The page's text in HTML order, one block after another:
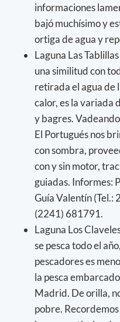
informaciones
bajó muchísimo y
ortiga de agua y
Laguna Las
una similitud con
retirada el agua de
calor, es la variada
y bagres.
El Portugués nos
con sombra,
con y sin motor,
guiadas. Informes:
Guía Valentín
(2241) 681791.
Laguna Los
se pesca todo el
pescadores es
la pesca
Madrid. De orilla,
pobre.